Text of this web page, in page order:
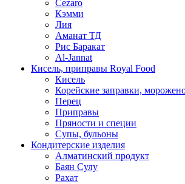
Cezaro
Кэмми
Лия
Аманат ТД
Рис Баракат
Al-Jannat
Кисель, приправы Royal Food
Кисель
Корейские заправки,
Перец
Приправы
Пряности и специи
Супы, бульоны
Кондитерские изделия
Алматинский продукт
Баян Сулу
Рахат